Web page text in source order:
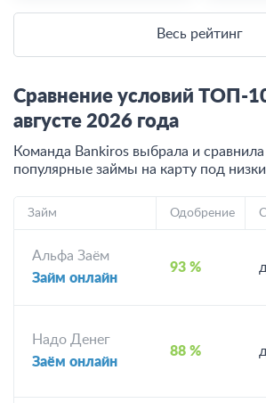
Весь рейтинг
Сравнение условий ТОП-
августе 2026 года
Команда Bankiros выбрала и
популярные займы на карту под
Займ Одобрение
Альфа Заём
Займ онлайн
93 %
Надо Денег
Заём онлайн
88 %